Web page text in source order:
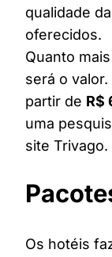
qualidade
oferecidos.
Quanto
será o
partir de R$
uma
site Trivago.
Os hotéis